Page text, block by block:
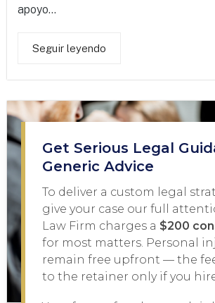
apoyo...
Seguir leyendo
Get Serious Legal
Generic Advice
To deliver a custom legal
give your case our full
Law Firm charges a $200
for most matters. Personal
remain free upfront — the
to the retainer only if you